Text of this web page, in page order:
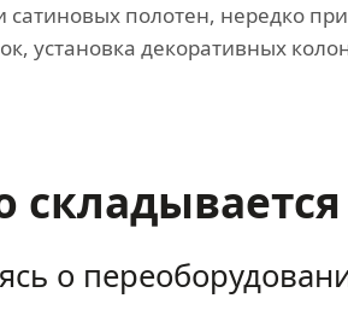
сатиновых полотен, нередко
установка декоративных
о